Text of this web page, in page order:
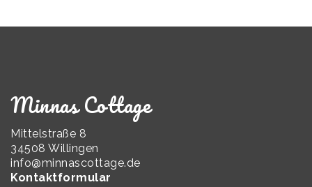
Minnas Cottage
Mittelstraße 8
34508 Willingen
info@minnascottage.de
Kontaktformular